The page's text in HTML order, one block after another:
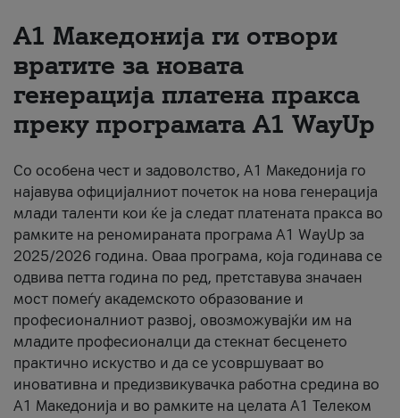
Поддршка
Надополни кредит
Плати сметка
#ПодобарОнлајн
А1 Македонија ги отвори
вратите за новата
генерација платена пракса
преку програмата A1 WayUp
Со особена чест и задоволство, А1 Македонија го
најавува официјалниот почеток на нова генерација
млади таленти кои ќе ја следат платената пракса во
рамките на реномираната програма A1 WayUp за
2025/2026 година. Оваа програма, која годинава се
одвива петта година по ред, претставува значаен
мост помеѓу академското образование и
професионалниот развој, овозможувајќи им на
младите професионалци да стекнат бесценето
практично искуство и да се усовршуваат во
иновативна и предизвикувачка работна средина во
А1 Македонија и во рамките на целата А1 Телеком